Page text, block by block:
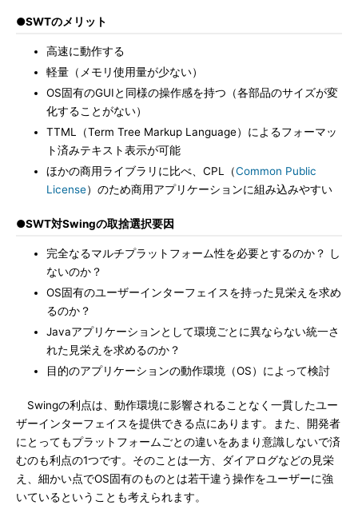
●SWTのメリット
高速に動作する
軽量（メモリ使用量が少ない）
OS固有のGUIと同様の操作感を持つ（各部品のサイズが変
化することがない）
TTML（Term Tree Markup Language）によるフォーマッ
ト済みテキスト表示が可能
ほかの商用ライブラリに比べ、CPL（Common Public
License）のため商用アプリケーションに組み込みやすい
●SWT対Swingの取捨選択要因
完全なるマルチプラットフォーム性を必要とするのか？ し
ないのか？
OS固有のユーザーインターフェイスを持った見栄えを求め
るのか？
Javaアプリケーションとして環境ごとに異ならない統一さ
れた見栄えを求めるのか？
目的のアプリケーションの動作環境（OS）によって検討
Swingの利点は、動作環境に影響されることなく一貫したユー
ザーインターフェイスを提供できる点にあります。また、開発者
にとってもプラットフォームごとの違いをあまり意識しないで済
むのも利点の1つです。そのことは一方、ダイアログなどの見栄
え、細かい点でOS固有のものとは若干違う操作をユーザーに強
いているということも考えられます。